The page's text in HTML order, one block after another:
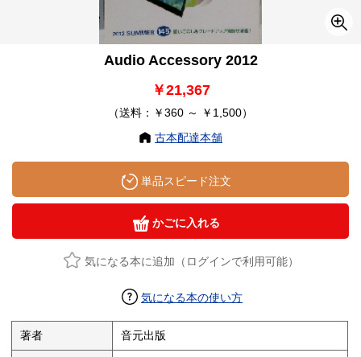
Audio Accessory 2012
￥21,367
（送料：￥360 ～ ￥1,500）
古本配達本舗
単品スピード注文
かごに入れる
気になる本に追加（ログインで利用可能）
気になる本の使い方
著者 音元出版